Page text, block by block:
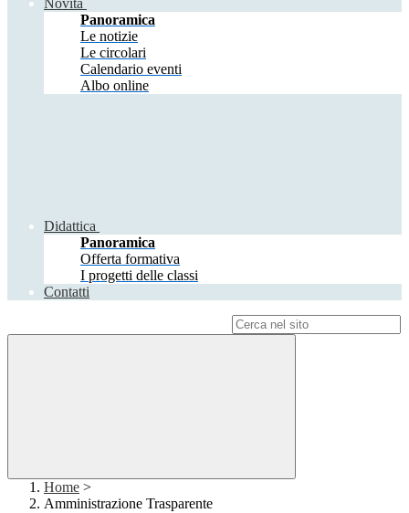
Novità
Panoramica
Le notizie
Le circolari
Calendario eventi
Albo online
Didattica
Panoramica
Offerta formativa
I progetti delle classi
Contatti
Home >
Amministrazione Trasparente